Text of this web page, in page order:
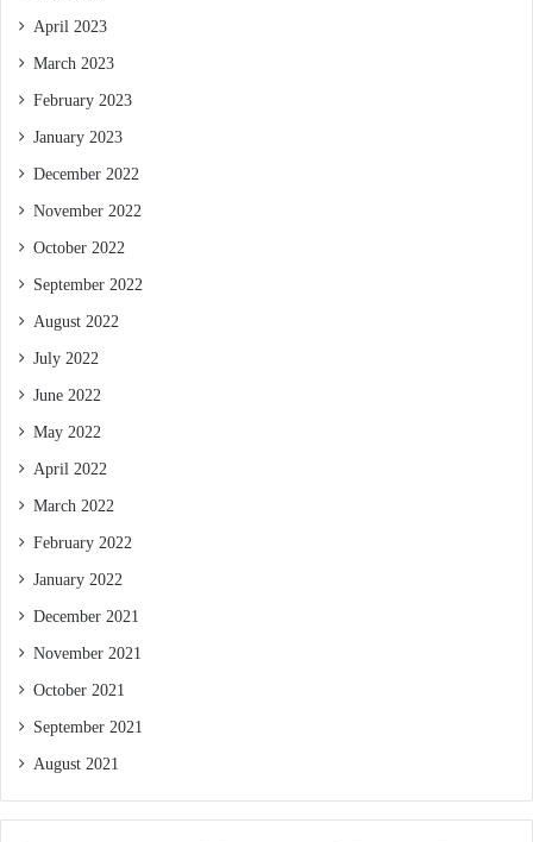
April 2023
March 2023
February 2023
January 2023
December 2022
November 2022
October 2022
September 2022
August 2022
July 2022
June 2022
May 2022
April 2022
March 2022
February 2022
January 2022
December 2021
November 2021
October 2021
September 2021
August 2021